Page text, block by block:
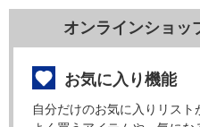
オンラインショッ
お気に入り機能
自分だけのお気に入りリスト